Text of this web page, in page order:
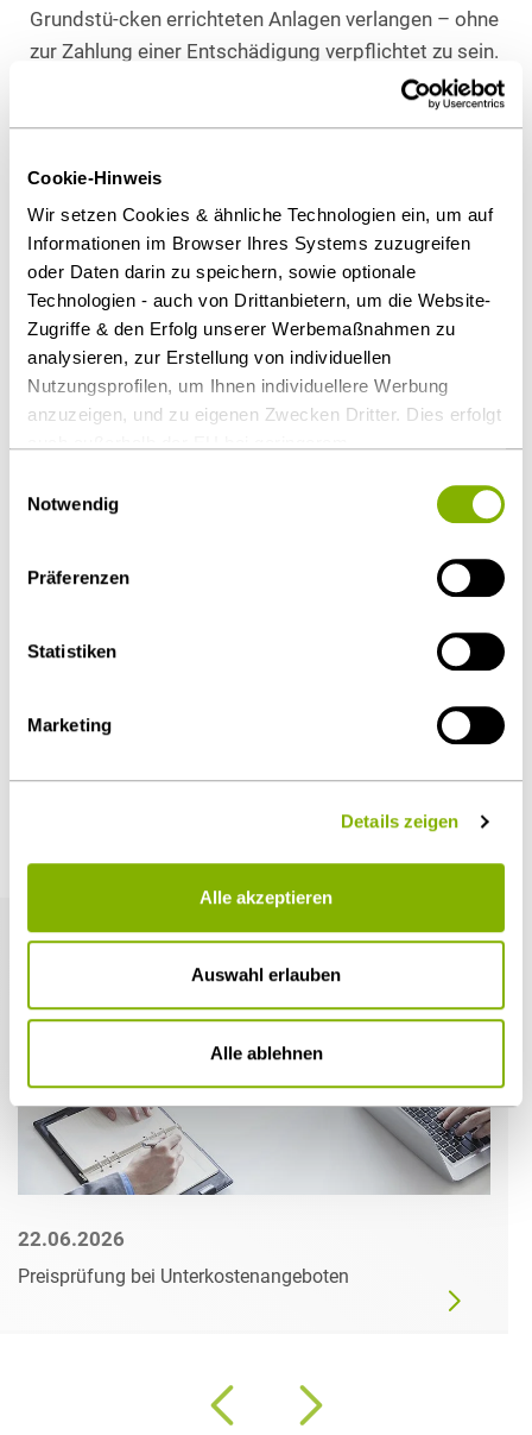
Cookie-Hinweis
Wir setzen Cookies & ähnliche Technologien ein, um auf
Informationen im Browser Ihres Systems zuzugreifen
oder Daten darin zu speichern, sowie optionale
Technologien - auch von Drittanbietern, um die Website-
Zugriffe & den Erfolg unserer Werbemaßnahmen zu
analysieren, zur Erstellung von individuellen
Nutzungsprofilen, um Ihnen individuellere Werbung
anzuzeigen, und zu eigenen Zwecken Dritter. Dies erfolgt
Regelungen das Risiko des staatlichen Zugriffs &
auszuschließen ist. Sie können Ihre Einwilligung jederzeit
über dieCookie-Einstellungen
widerrufen oder ändern.
Notwendig
Präferenzen
Statistiken
Marketing
Details zeigen
Alle akzeptieren
Auswahl erlauben
Alle ablehnen
Grundstü-cken errichteten Anlagen verlangen – ohne
zur Zahlung einer Entschädigung verpflichtet zu sein.
Anspruch gegen die Kommune auf Abschluss eines
neuen Wegenutzungsvertrages.
Die Kommune kann den ehemaligen Konzessionär
also vor die Wahl stellen: „Gib es mir oder schaff es
weg!“
Download Volltext
Als PDF herunterladen
Diesen Artikel teilen
Öffentlicher Sektor und Vergabe
Weitere Artikel
22.06.2026
Preisprüfung bei Unterkostenangeboten